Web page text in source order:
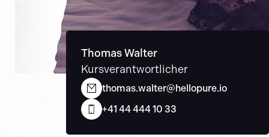
Thomas Walter
Kursverantwortlicher
thomas.walter@hellopure.io
+41 44 444 10 33